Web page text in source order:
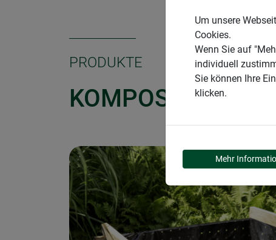
PRODUKTE
KOMPOSTER-
Um unsere
Cookies.
Wenn Sie auf
individuell
Sie können Ihre
klicken.
Mehr